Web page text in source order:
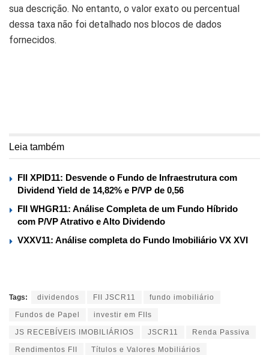
sua descrição. No entanto, o valor exato ou percentual
dessa taxa não foi detalhado nos blocos de dados
fornecidos.
Leia também
FII XPID11: Desvende o Fundo de Infraestrutura com
Dividend Yield de 14,82% e P/VP de 0,56
FII WHGR11: Análise Completa de um Fundo Híbrido
com P/VP Atrativo e Alto Dividendo
VXXV11: Análise completa do Fundo Imobiliário VX XVI
Tags: dividendos FII JSCR11 fundo imobiliário
Fundos de Papel investir em FIIs
JS RECEBÍVEIS IMOBILIÁRIOS JSCR11 Renda Passiva
Rendimentos FII Títulos e Valores Mobiliários